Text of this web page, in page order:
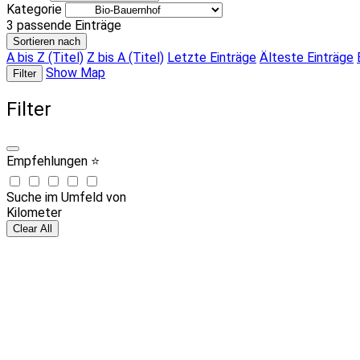
Kategorie
3 passende Einträge
Sortieren nach
A bis Z (Titel) Z bis A (Titel) Letzte Einträge Älteste Einträge
Filter Show Map
Filter
Empfehlungen ⭐
Suche im Umfeld von
Kilometer
Clear All